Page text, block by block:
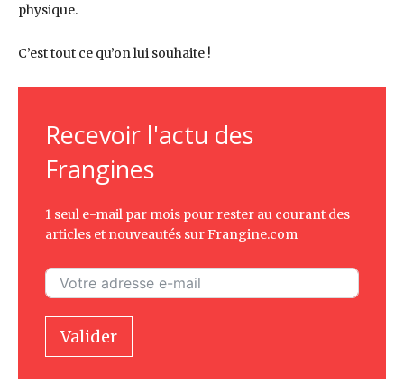
physique.
C’est tout ce qu’on lui souhaite !
Recevoir l'actu des
Frangines
1 seul e-mail par mois pour rester au courant des
articles et nouveautés sur Frangine.com
Valider